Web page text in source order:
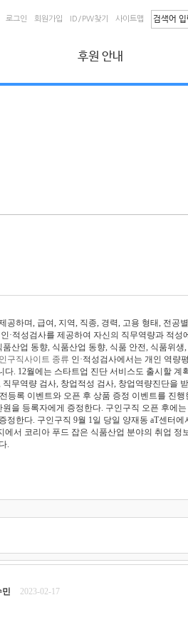
로그인 회원가입 ID/PW찾기 사이트맵
후원 안내
공하며, 급여, 지역, 직종, 경력, 고용 형태, 전공
·적성검사를 제공하여 자신의 직무역량과 적성
산업 동향, 식품산업 동향, 식품 안전, 식품위
구직사이트 종류 인·적성검사에서는 개인 역량
. 12월에는 스타트업 진단 서비스도 출시할 계
무역량 검사, 창업적성 검사, 창업역량진단을
등록 이벤트와 오픈 후 상품 증정 이벤트를 진
을 등록자에게 증정한다. 구인구직 오픈 후에
한다. 구인구직 9월 1일 당일 양재동 aT센터
서 코리아 푸드 잡은 식품산업 분야의 취업 정
.
민
2023-02-17